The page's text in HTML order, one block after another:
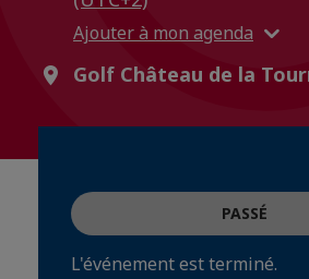
Ajouter à mon agenda
Golf Château de la
PASSÉ
L'événement est terminé.